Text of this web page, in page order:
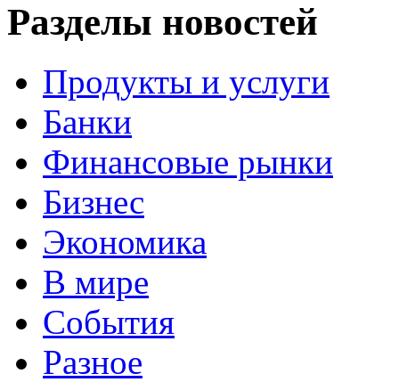
Разделы новостей
Продукты и услуги
Банки
Финансовые рынки
Бизнес
Экономика
В мире
События
Разное